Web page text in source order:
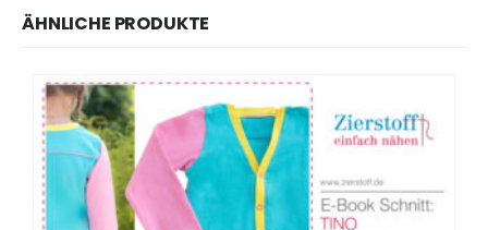
ÄHNLICHE PRODUKTE